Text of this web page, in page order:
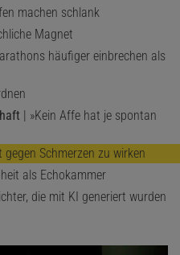
machen schlank
Magnet
häufiger einbrechen als
| »Kein Affe hat je spontan
Schmerzen zu wirken
als Echokammer
die mit KI generiert wurden